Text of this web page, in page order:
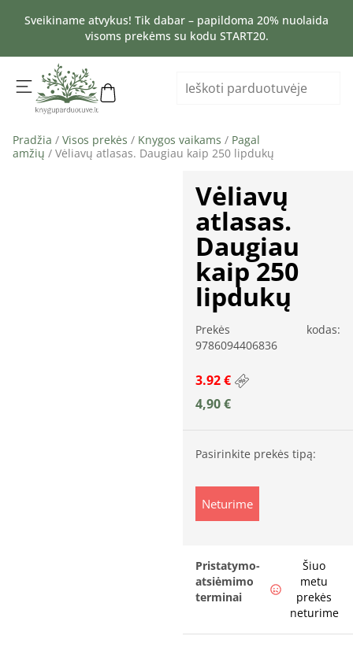
Sveikiname atvykus! Tik dabar – papildoma 20% nuolaida
visoms prekėms su kodu START20.
Pradžia / Visos prekės / Knygos vaikams / Pagal
amžių / Vėliavų atlasas. Daugiau kaip 250 lipdukų
Vėliavų
atlasas.
Daugiau
kaip 250
lipdukų
Prekės kodas:
9786094406836
3.92 €
4,90€
Pasirinkite prekės tipą:
Neturime
Pristatymo-
atsiėmimo
terminai
Šiuo
metu
prekės
neturime